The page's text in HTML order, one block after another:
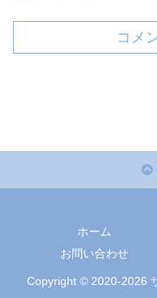
コメ
ホーム
お問い合わせ
Copyright © 2020-2026